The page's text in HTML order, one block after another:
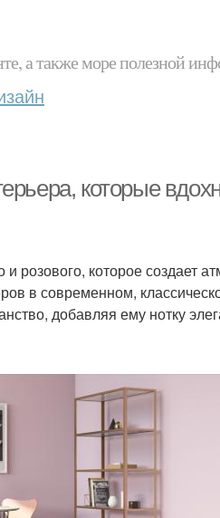
а также море полезной
которые
розового, которое создает
в современном,
добавляя ему нотку